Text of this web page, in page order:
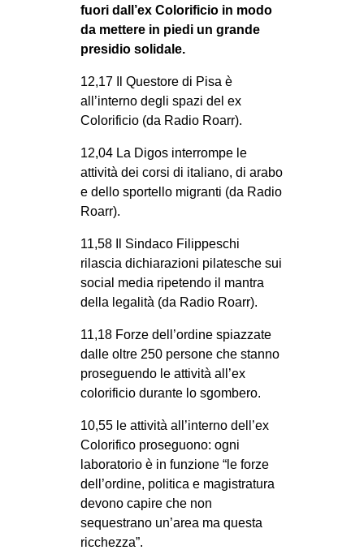
fuori dall’ex Colorificio in modo
da mettere in piedi un grande
presidio solidale.
12,17 Il Questore di Pisa è
all’interno degli spazi del ex
Colorificio (da Radio Roarr).
12,04 La Digos interrompe le
attività dei corsi di italiano, di arabo
e dello sportello migranti (da Radio
Roarr).
11,58 Il Sindaco Filippeschi
rilascia dichiarazioni pilatesche sui
social media ripetendo il mantra
della legalità (da Radio Roarr).
11,18 Forze dell’ordine spiazzate
dalle oltre 250 persone che stanno
proseguendo le attività all’ex
colorificio durante lo sgombero.
10,55 le attività all’interno dell’ex
Colorifico proseguono: ogni
laboratorio è in funzione “le forze
dell’ordine, politica e magistratura
devono capire che non
sequestrano un’area ma questa
ricchezza”.